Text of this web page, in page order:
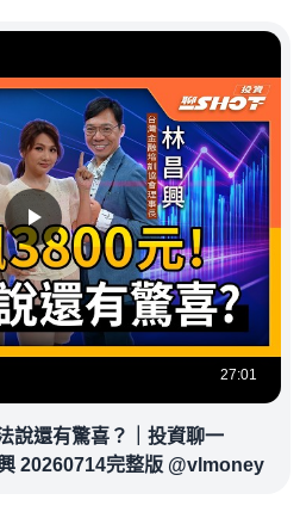
27:01
說還有驚喜？｜投資聊一
20260714完整版 @vlmoney